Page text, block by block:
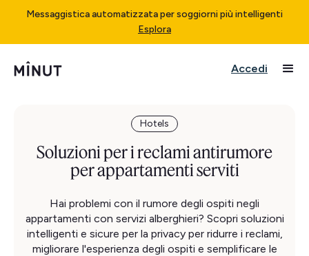
Messaggistica automatizzata per soggiorni più intelligenti
Esplora
Accedi
Hotels
Soluzioni per i reclami antirumore
per appartamenti serviti
Hai problemi con il rumore degli ospiti negli
appartamenti con servizi alberghieri? Scopri soluzioni
intelligenti e sicure per la privacy per ridurre i reclami,
migliorare l'esperienza degli ospiti e semplificare le